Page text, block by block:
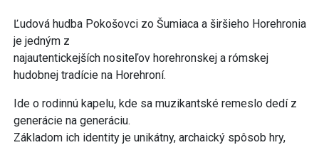
Ľudová hudba Pokošovci zo Šumiaca a širšieho Horehronia
je jedným z
najautentickejších nositeľov horehronskej a rómskej
hudobnej tradície na Horehroní.
Ide o rodinnú kapelu, kde sa muzikantské remeslo dedí z
generácie na generáciu.
Základom ich identity je unikátny, archaický spôsob hry,